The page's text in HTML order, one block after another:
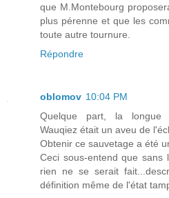
que M.Montebourg
plus pérenne et que les
toute autre tournure.
Répondre
oblomov 10:04 PM
Quelque part, la longue
Wauqiez était un aveu de
Obtenir ce sauvetage a été
Ceci sous-entend que sans
rien ne se serait
définition même de l'état